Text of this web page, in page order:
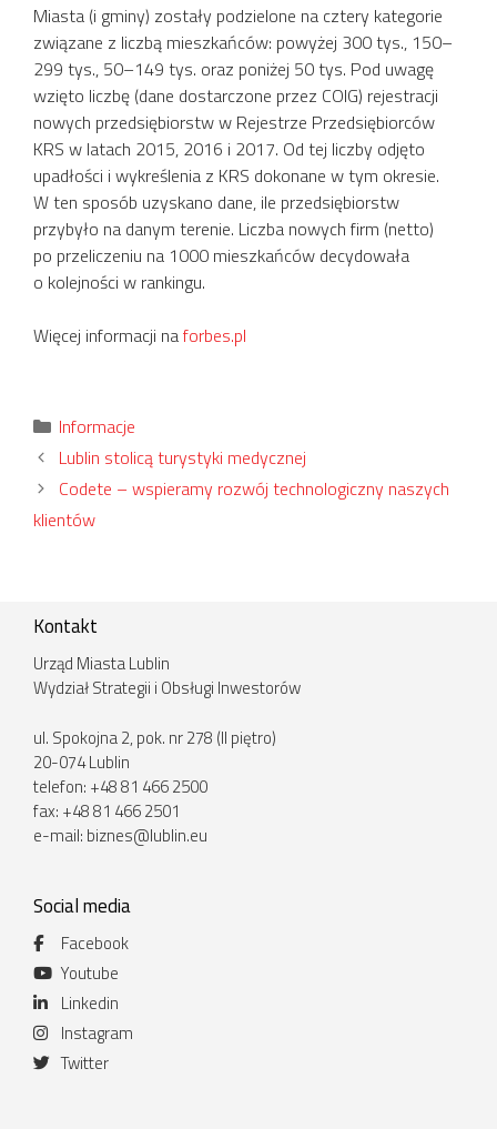
Miasta (i gminy) zostały podzielone na cztery kategorie
związane z liczbą mieszkańców: powyżej 300 tys., 150–
299 tys., 50–149 tys. oraz poniżej 50 tys. Pod uwagę
wzięto liczbę (dane dostarczone przez COIG) rejestracji
nowych przedsiębiorstw w Rejestrze Przedsiębiorców
KRS w latach 2015, 2016 i 2017. Od tej liczby odjęto
upadłości i wykreślenia z KRS dokonane w tym okresie.
W ten sposób uzyskano dane, ile przedsiębiorstw
przybyło na danym terenie. Liczba nowych firm (netto)
po przeliczeniu na 1000 mieszkańców decydowała
o kolejności w rankingu.
Więcej informacji naforbes.pl
Kategorie
Informacje
Lublin stolicą turystyki medycznej
Codete – wspieramy rozwój technologiczny naszych
klientów
Kontakt
Urząd Miasta Lublin
Wydział Strategii i Obsługi Inwestorów
ul. Spokojna 2, pok. nr 278 (II piętro)
20-074 Lublin
telefon: +48 81 466 2500
fax: +48 81 466 2501
e-mail: biznes@lublin.eu
Social media
Facebook
Youtube
Linkedin
Instagram
Twitter